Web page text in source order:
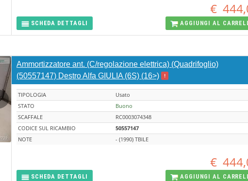
€
SCHEDA DETTAGLI AGGIUNGI AL
Ammortizzatore ant. (C/regolazione elettrica) (Quadrifoglio)
(50557147) Destro Alfa GIULIA (6S) (16>)
!
TIPOLOGIA
Usato
STATO
Buono
SCAFFALE
RC0003074348
CODICE SUL RICAMBIO
50557147
NOTE
- (1990) TBILE
€
SCHEDA DETTAGLI AGGIUNGI AL